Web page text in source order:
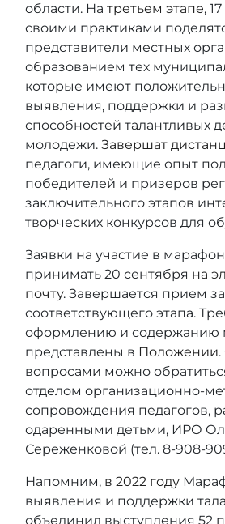
области. На третьем этапе,
своими практиками
представители местных
образованием тех
которые имеют
выявления, поддержки и
способностей талантливых
молодежи. Завершат
педагоги, имеющие опыт
победителей и призеров
заключительного этапов
творческих конкурсов для
Заявки на участие в
принимать 20 сентября на
почту. Завершается прием
соответствующего этапа.
оформлению и содержанию
представлены в Положении
вопросами можно
отделом организационно-
сопровождения педагогов,
одаренными детьми, ИРО
Сереженковой (тел. 8-908-
Напомним, в 2022 году
выявления и поддержки
объединил выступления 52